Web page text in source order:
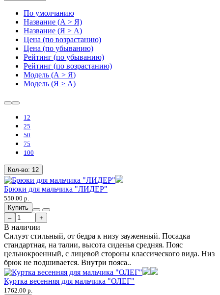
По умолчанию
Название (А > Я)
Название (Я > А)
Цена (по возрастанию)
Цена (по убыванию)
Рейтинг (по убыванию)
Рейтинг (по возрастанию)
Модель (А > Я)
Модель (Я > А)
12
25
50
75
100
Кол-во: 12
Брюки для мальчика "ЛИДЕР"
550.00 р.
Купить
–
+
В наличии
Силуэт стильный, от бедра к низу зауженный. Посадка
стандартная, на талии, высота сиденья средняя. Пояс
цельнокроенный, с лицевой стороны классического вида. Низ
брюк не подшивается. Внутри пояса..
Куртка весенняя для мальчика "ОЛЕГ"
1762.00 р.